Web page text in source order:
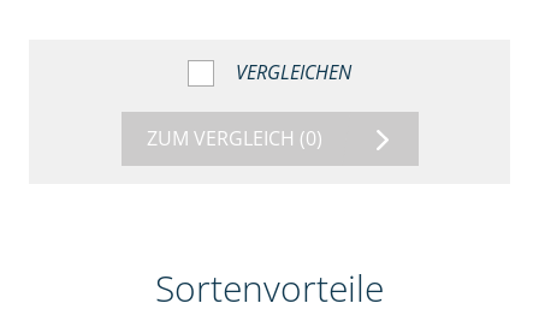
VERGLEICHEN
ZUM VERGLEICH (0)
Sortenvorteile